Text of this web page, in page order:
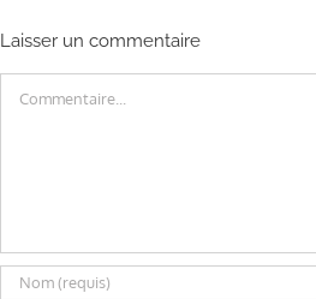
Laisser un commentaire